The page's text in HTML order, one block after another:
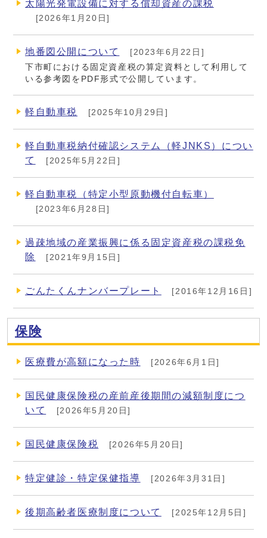
太陽光発電設備に対する償却資産の課税
[2026年1月20日]
地番図公開について [2023年6月22日]
下市町における固定資産税の算定資料として利用して
いる参考図をPDF形式で公開しています。
軽自動車税 [2025年10月29日]
軽自動車税納付確認システム（軽JNKS）につい
て
[2025年5月22日]
軽自動車税（特定小型原動機付自転車）
[2023年6月28日]
過疎地域の産業振興に係る固定資産税の課税免
除
[2021年9月15日]
ごんたくんナンバープレート [2016年12月16日]
保険
医療費が高額になった時 [2026年6月1日]
国民健康保険税の産前産後期間の減額制度につ
いて
[2026年5月20日]
国民健康保険税 [2026年5月20日]
特定健診・特定保健指導 [2026年3月31日]
後期高齢者医療制度について [2025年12月5日]